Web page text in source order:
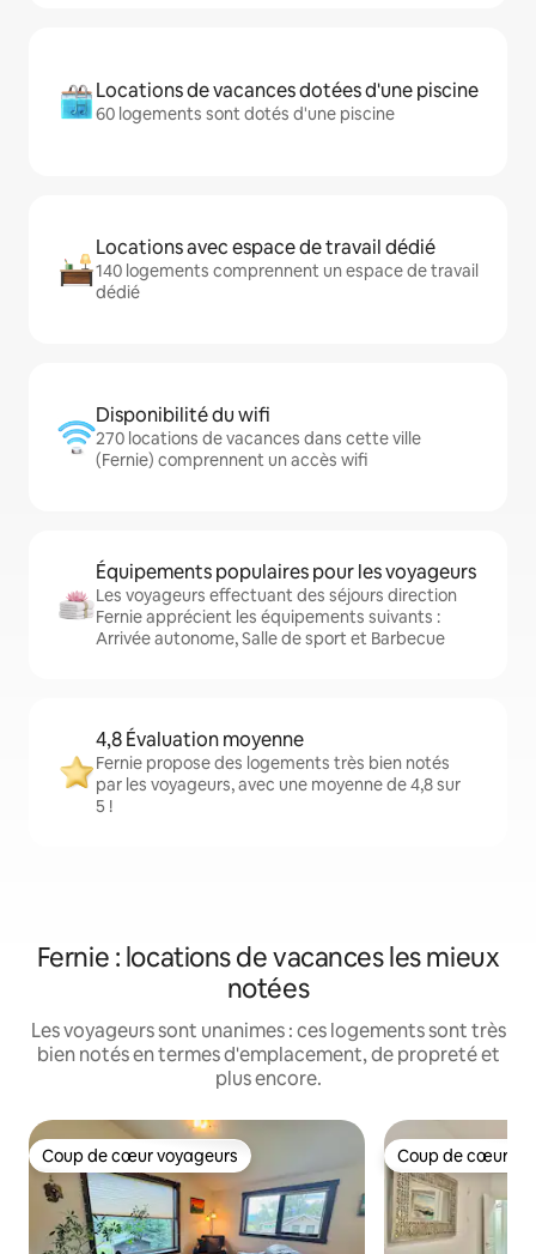
Locations de vacances dotées d'une piscine
60 logements sont dotés d'une piscine
Locations avec espace de travail dédié
140 logements comprennent un espace de travail
dédié
Disponibilité du wifi
270 locations de vacances dans cette ville
(Fernie) comprennent un accès wifi
Équipements populaires pour les voyageurs
Les voyageurs effectuant des séjours direction
Fernie apprécient les équipements suivants :
Arrivée autonome, Salle de sport et Barbecue
4,8 Évaluation moyenne
Fernie propose des logements très bien notés
par les voyageurs, avec une moyenne de 4,8 sur
5 !
Fernie : locations de vacances les mieux
notées
Les voyageurs sont unanimes : ces logements sont très
bien notés en termes d'emplacement, de propreté et
plus encore.
Coup de cœur voyageurs
Coup de cœur voyageurs Coup de cœur
Coup de cœur